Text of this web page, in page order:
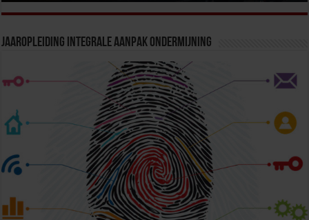
Jaaropleiding Integrale Aanpak Ondermijning